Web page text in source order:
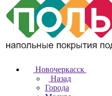
Новочеркаcск
Назад
Города